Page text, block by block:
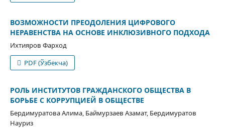
ВОЗМОЖНОСТИ ПРЕОДОЛЕНИЯ ЦИФРОВОГО
НЕРАВЕНСТВА НА ОСНОВЕ ИНКЛЮЗИВНОГО ПОДХОДА
Ихтияров Фарход
PDF (Ўзбекча)
РОЛЬ ИНСТИТУТОВ ГРАЖДАНСКОГО ОБЩЕСТВА В
БОРЬБЕ С КОРРУПЦИЕЙ В ОБЩЕСТВЕ
Бердимуратова Алима, Баймурзаев Азамат, Бердимуратов
Науриз